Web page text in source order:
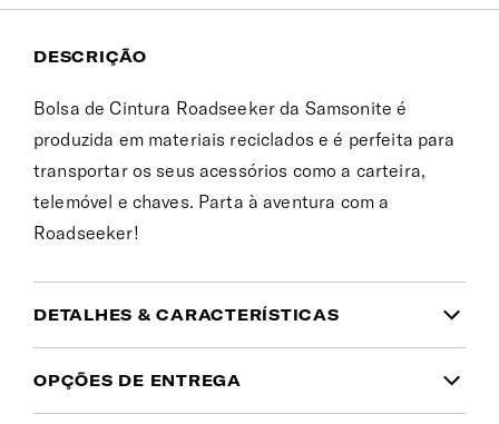
DESCRIÇÃO
Bolsa de Cintura Roadseeker da Samsonite é
produzida em materiais reciclados e é perfeita para
transportar os seus acessórios como a carteira,
telemóvel e chaves. Parta à aventura com a
Roadseeker!
DETALHES & CARACTERÍSTICAS
INFORMAÇÃO DO PRODUTO
OPÇÕES DE ENTREGA